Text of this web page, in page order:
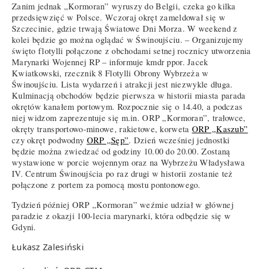
Zanim jednak „Kormoran” wyruszy do Belgii, czeka go kilka
przedsięwzięć w Polsce. Wczoraj okręt zameldował się w
Szczecinie, gdzie trwają Światowe Dni Morza. W weekend z
kolei będzie go można oglądać w Świnoujściu. – Organizujemy
święto flotylli połączone z obchodami setnej rocznicy utworzenia
Marynarki Wojennej RP – informuje kmdr ppor. Jacek
Kwiatkowski, rzecznik 8 Flotylli Obrony Wybrzeża w
Świnoujściu. Lista wydarzeń i atrakcji jest niezwykle długa.
Kulminacją obchodów będzie pierwsza w historii miasta parada
okrętów kanałem portowym. Rozpocznie się o 14.40, a podczas
niej widzom zaprezentuje się m.in. ORP „Kormoran”, trałowce,
okręty transportowo-minowe, rakietowe, korweta ORP „Kaszub”
czy okręt podwodny ORP „Sęp”. Dzień wcześniej jednostki
będzie można zwiedzać od godziny 10.00 do 20.00. Zostaną
wystawione w porcie wojennym oraz na Wybrzeżu Władysława
IV. Centrum Świnoujścia po raz drugi w historii zostanie też
połączone z portem za pomocą mostu pontonowego.
Tydzień później ORP „Kormoran” weźmie udział w głównej
paradzie z okazji 100-lecia marynarki, która odbędzie się w
Gdyni.
Łukasz Zalesiński